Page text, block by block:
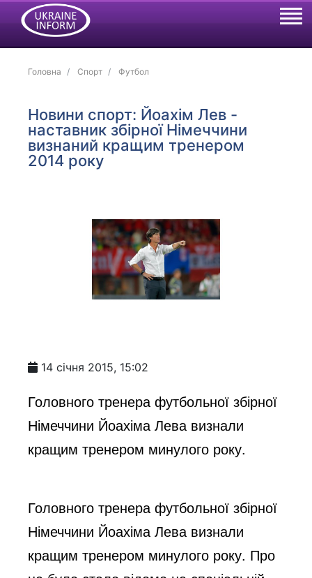
Головна Спорт Футбол
Новини спорт: Йоахім Лев -
наставник збірної Німеччини
визнаний кращим тренером
2014 року
14 січня 2015, 15:02
Головного тренера футбольної збірної
Німеччини Йоахіма Лева визнали
кращим тренером минулого року.
Головного тренера футбольної збірної
Німеччини Йоахіма Лева визнали
кращим тренером минулого року. Про